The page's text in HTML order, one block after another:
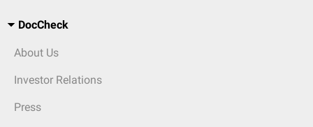
DocCheck
About Us
Investor Relations
Press